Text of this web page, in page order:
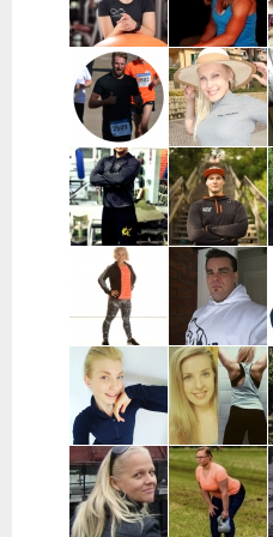
lähikunnat
Sara Uimonen |
Pääkaupunkiseutu
Miranda Tirri |
Koko Suomi ja
ulkomaat,
verkkovalmennus
Wille
Wahlberg |
Helsinki
Katja Varjo |
Raisio
Joni
Haapaniitty |
Tampere
Mikke Mänty-
Sorvari |
Tampere
Satu
Mononen |
Lieto, Loimaa,
Ypäjä,
Jokioinen
Mika Turunen
| Uusimaa
Jane Suvanto |
Pääkaupunkiseutu,
Mikkeli
Leea
Vinnikainen |
Turku